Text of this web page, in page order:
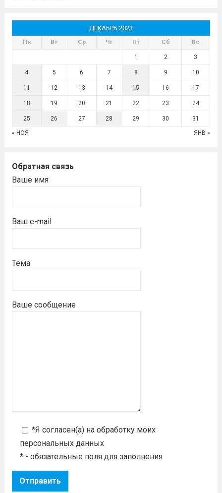
ДЕКАБРЬ 2023
Пн Вт Ср Чт Пт Сб Вс
1 2 3
4 5 6 7 8 9 10
11 12 13 14 15 16 17
18 19 20 21 22 23 24
25 26 27 28 29 30 31
« НОЯ ЯНВ »
Обратная связь
Ваше имя
Ваш e-mail
Тема
Ваше сообщение
*Я согласен(а) на обработку моих
персональных данных
* - обязательные поля для заполнения